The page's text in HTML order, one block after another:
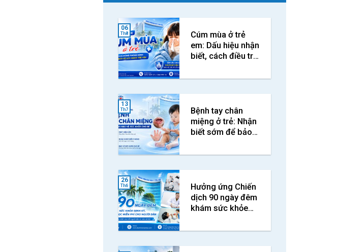
Cúm mùa ở trẻ
em: Dấu hiệu nhận
biết, cách điều trị
hiệu quả
06
Th8
Bệnh tay chân
miệng ở trẻ: Nhận
biết sớm để bảo
13
Th7
Hưởng ứng Chiến
dịch 90 ngày đêm
khám sức khỏe
sàng lọc miễn phí
26
Th6